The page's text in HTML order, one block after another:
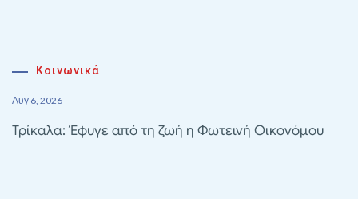
Κοινωνικά
Αυγ 6, 2026
Τρίκαλα: Έφυγε από τη ζωή η Φωτεινή Οικονόμου